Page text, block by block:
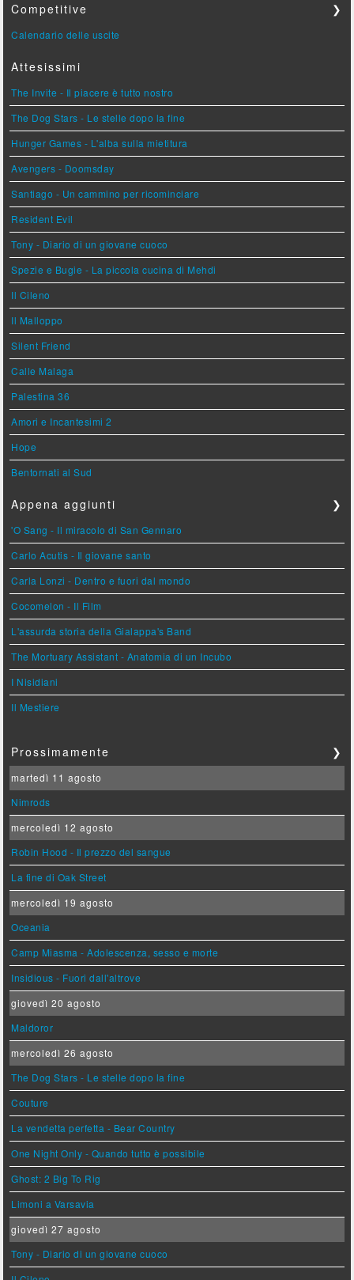
Competitive ❯
Calendario delle uscite
Attesissimi
The Invite - Il piacere è tutto nostro
The Dog Stars - Le stelle dopo la fine
Hunger Games - L'alba sulla mietitura
Avengers - Doomsday
Santiago - Un cammino per ricominciare
Resident Evil
Tony - Diario di un giovane cuoco
Spezie e Bugie - La piccola cucina di Mehdi
Il Cileno
Il Malloppo
Silent Friend
Calle Malaga
Palestina 36
Amori e Incantesimi 2
Hope
Bentornati al Sud
Appena aggiunti ❯
'O Sang - Il miracolo di San Gennaro
Carlo Acutis - Il giovane santo
Carla Lonzi - Dentro e fuori dal mondo
Cocomelon - Il Film
L'assurda storia della Gialappa's Band
The Mortuary Assistant - Anatomia di un Incubo
I Nisidiani
Il Mestiere
Prossimamente ❯
martedì 11 agosto
Nimrods
mercoledì 12 agosto
Robin Hood - Il prezzo del sangue
La fine di Oak Street
mercoledì 19 agosto
Oceania
Camp Miasma - Adolescenza, sesso e morte
Insidious - Fuori dall'altrove
giovedì 20 agosto
Maldoror
mercoledì 26 agosto
The Dog Stars - Le stelle dopo la fine
Couture
La vendetta perfetta - Bear Country
One Night Only - Quando tutto è possibile
Ghost: 2 Big To Rig
Limoni a Varsavia
giovedì 27 agosto
Tony - Diario di un giovane cuoco